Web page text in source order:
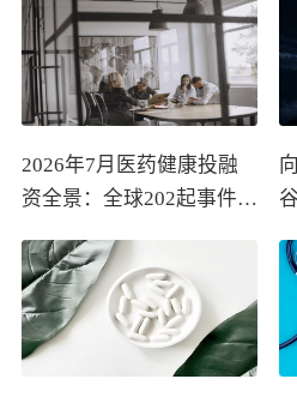
2026年7月医药健康投融
资全景：全球202起事件、
药研发双赛道吸金564亿